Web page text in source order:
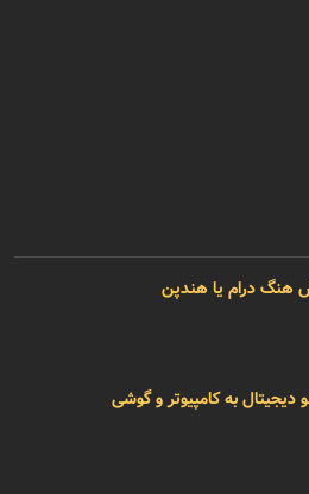
هنگ درام یا هندپن
دیجیتال به کامپیوتر و گوشی